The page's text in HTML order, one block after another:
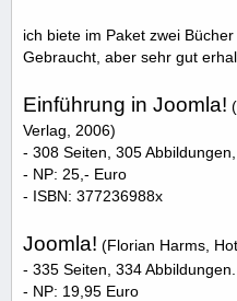
ich biete im Paket zwei
Gebraucht, aber sehr gut
Einführung in Joomla!
Verlag, 2006)
- 308 Seiten, 305 Abbildungen,
- NP: 25,- Euro
- ISBN: 377236988x
Joomla! (Florian Harms,
- 335 Seiten, 334 Abbildungen.
- NP: 19,95 Euro